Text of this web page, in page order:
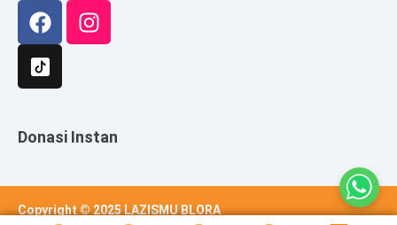
FacebookInstagram
Donasi Instan
Copyright © 2025 LAZISMU BLORA